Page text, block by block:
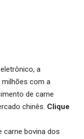
a
milhões com a
de carne
chinês. Clique
carne bovina dos